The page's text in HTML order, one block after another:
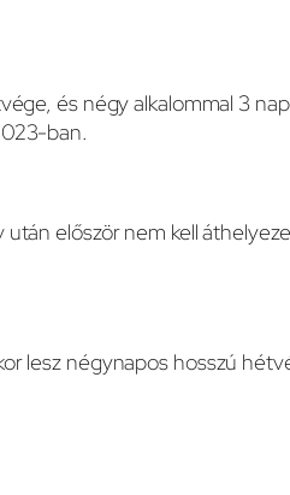
és négy alkalommal 3
ban.
először nem kell
lesz négynapos hosszú